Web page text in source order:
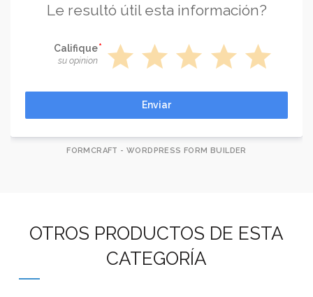
Le resultó útil esta información?
Califique
su opinion star star star star star
Enviar
FORMCRAFT - WORDPRESS FORM BUILDER
OTROS PRODUCTOS DE ESTA
CATEGORÍA